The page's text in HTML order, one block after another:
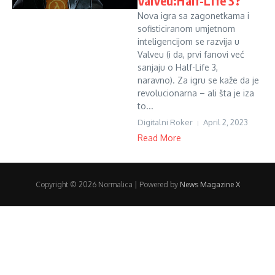
Nova igra sa zagonetkama i
sofisticiranom umjetnom
inteligencijom se razvija u
Valveu (i da, prvi fanovi već
sanjaju o Half-Life 3,
naravno). Za igru ​​se kaže da je
revolucionarna – ali šta je iza
to...
Digitalni Roker April 2, 2023
Read More
Copyright © 2026 Normalica | Powered by News Magazine X